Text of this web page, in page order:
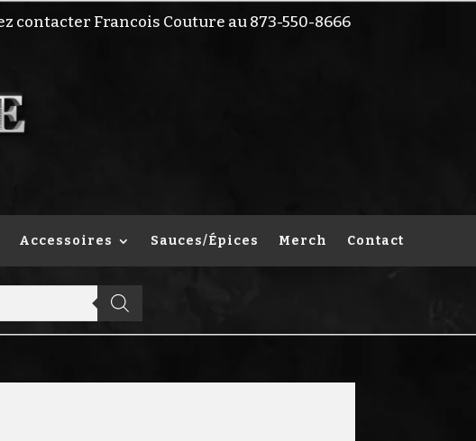
Francois Couture au 873-550-8666
Accessoires Sauces/Épices Merch Contact